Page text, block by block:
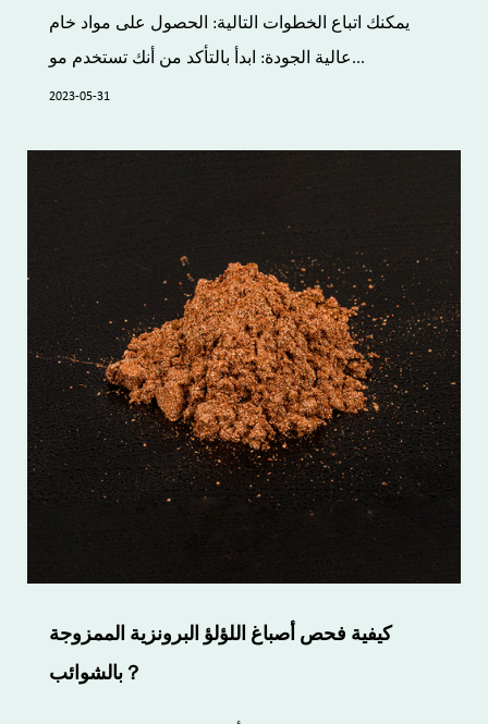
يمكنك اتباع الخطوات التالية: الحصول على مواد خام
عالية الجودة: ابدأ بالتأكد من أنك تستخدم مو...
2023-05-31
كيفية فحص أصباغ اللؤلؤ البرونزية الممزوجة
بالشوائب？